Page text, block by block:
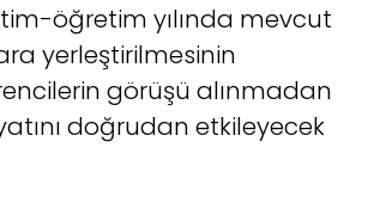
öğretim yılında mevcut
yerleştirilmesinin
görüşü alınmadan
doğrudan etkileyecek